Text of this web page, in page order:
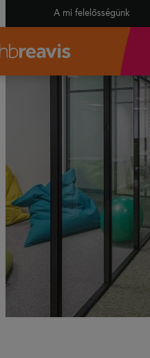
A mi felelősségünk